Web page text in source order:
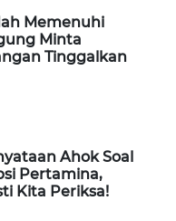
Memenuhi
Minta
Tinggalkan
Ahok Soal
Pertamina,
Kita Periksa!